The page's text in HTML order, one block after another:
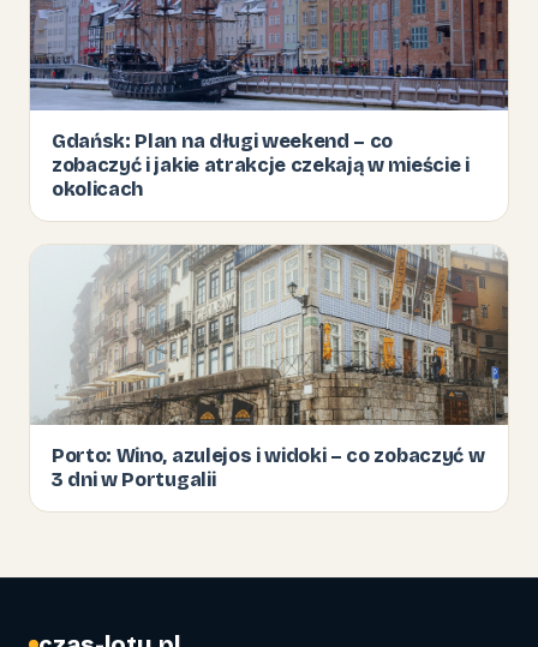
Gdańsk: Plan na długi weekend – co
zobaczyć i jakie atrakcje czekają w mieście i
okolicach
Porto: Wino, azulejos i widoki – co zobaczyć w
3 dni w Portugalii